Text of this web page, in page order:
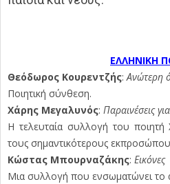
ΕΛΛΗΝΙΚΗ
Θεόδωρος Κουρεντζής: Ανώτερη
Ποιητική σύνθεση.
Χάρης Μεγαλυνός: Παραινέσεις
Η τελευταία συλλογή του
τους σημαντικότερους
Κώστας Μπουρναζάκης: Εικόνες
Μια συλλογή που ενσωματώνει το